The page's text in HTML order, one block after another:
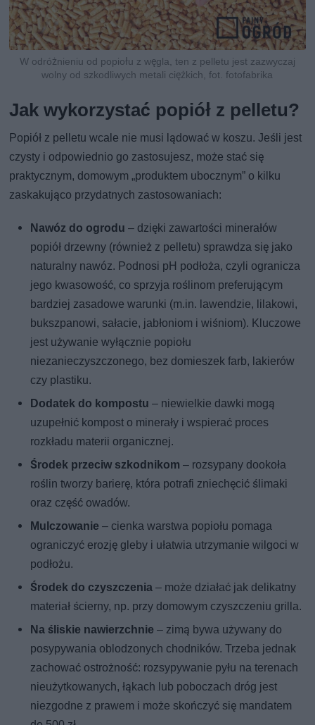
W odróżnieniu od popiołu z węgla, ten z pelletu jest zazwyczaj
wolny od szkodliwych metali ciężkich, fot. fotofabrika
Jak wykorzystać popiół z pelletu?
Popiół z pelletu wcale nie musi lądować w koszu. Jeśli jest
czysty i odpowiednio go zastosujesz, może stać się
praktycznym, domowym „produktem ubocznym” o kilku
zaskakująco przydatnych zastosowaniach:
Nawóz do ogrodu – dzięki zawartości minerałów
popiół drzewny (również z pelletu) sprawdza się jako
naturalny nawóz. Podnosi pH podłoża, czyli ogranicza
jego kwasowość, co sprzyja roślinom preferującym
bardziej zasadowe warunki (m.in. lawendzie, lilakowi,
bukszpanowi, sałacie, jabłoniom i wiśniom). Kluczowe
jest używanie wyłącznie popiołu
niezanieczyszczonego, bez domieszek farb, lakierów
czy plastiku.
Dodatek do kompostu – niewielkie dawki mogą
uzupełnić kompost o minerały i wspierać proces
rozkładu materii organicznej.
Środek przeciw szkodnikom – rozsypany dookoła
roślin tworzy barierę, która potrafi zniechęcić ślimaki
oraz część owadów.
Mulczowanie – cienka warstwa popiołu pomaga
ograniczyć erozję gleby i ułatwia utrzymanie wilgoci w
podłożu.
Środek do czyszczenia – może działać jak delikatny
materiał ścierny, np. przy domowym czyszczeniu grilla.
Na śliskie nawierzchnie – zimą bywa używany do
posypywania oblodzonych chodników. Trzeba jednak
zachować ostrożność: rozsypywanie pyłu na terenach
nieużytkowanych, łąkach lub poboczach dróg jest
niezgodne z prawem i może skończyć się mandatem